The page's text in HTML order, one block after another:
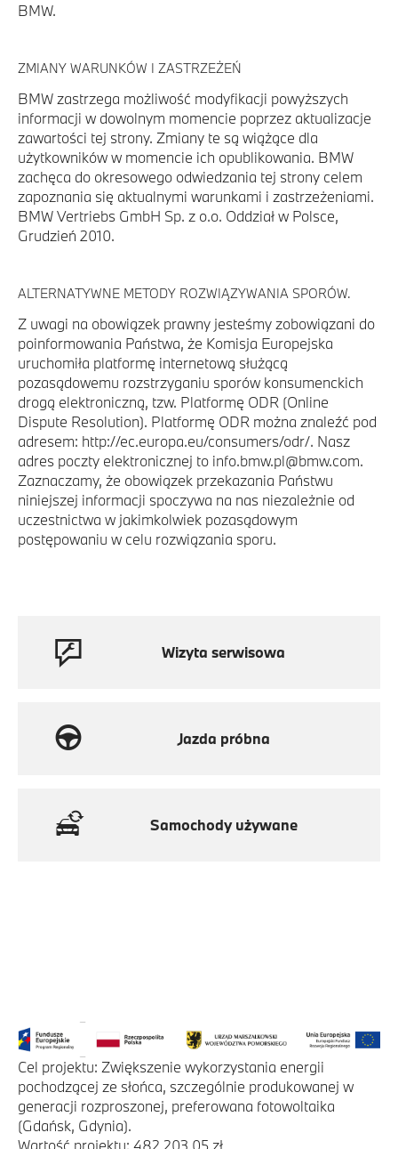
BMW.
ZMIANY WARUNKÓW I ZASTRZEŻEŃ
BMW zastrzega możliwość modyfikacji powyższych
informacji w dowolnym momencie poprzez aktualizacje
zawartości tej strony. Zmiany te są wiążące dla
użytkowników w momencie ich opublikowania. BMW
zachęca do okresowego odwiedzania tej strony celem
zapoznania się aktualnymi warunkami i zastrzeżeniami.
BMW Vertriebs GmbH Sp. z o.o. Oddział w Polsce,
Grudzień 2010.
ALTERNATYWNE METODY ROZWIĄZYWANIA SPORÓW.
Z uwagi na obowiązek prawny jesteśmy zobowiązani do
poinformowania Państwa, że Komisja Europejska
uruchomiła platformę internetową służącą
pozasądowemu rozstrzyganiu sporów konsumenckich
drogą elektroniczną, tzw. Platformę ODR (Online
Dispute Resolution). Platformę ODR można znaleźć pod
adresem: http://ec.europa.eu/consumers/odr/. Nasz
adres poczty elektronicznej to info.bmw.pl@bmw.com.
Zaznaczamy, że obowiązek przekazania Państwu
niniejszej informacji spoczywa na nas niezależnie od
uczestnictwa w jakimkolwiek pozasądowym
postępowaniu w celu rozwiązania sporu.
Wizyta serwisowa
Jazda próbna
Samochody używane
Cel projektu: Zwiększenie wykorzystania energii
pochodzącej ze słońca, szczególnie produkowanej w
generacji rozproszonej, preferowana fotowoltaika
(Gdańsk, Gdynia).